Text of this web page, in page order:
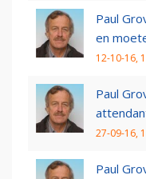
Paul
en
12-10-16,
Paul
27-09-16,
Paul